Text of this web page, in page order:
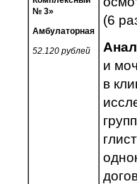
№ 3»
Амбулаторная
52.120 рублей
(6
и
в